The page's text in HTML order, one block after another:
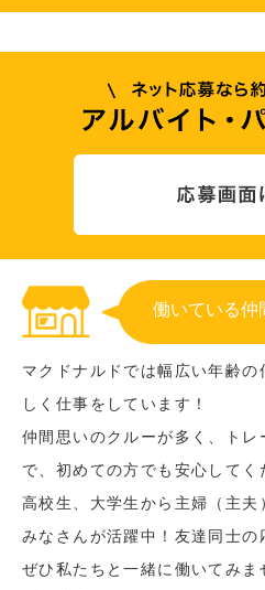
働いている仲
マクドナルドでは幅広い年齢
しく仕事をしています！
仲間思いのクルーが多く、ト
で、初めての方でも安心してく
高校生、大学生から主婦（主
みなさんが活躍中！友達同士の
ぜひ私たちと一緒に働いてみ